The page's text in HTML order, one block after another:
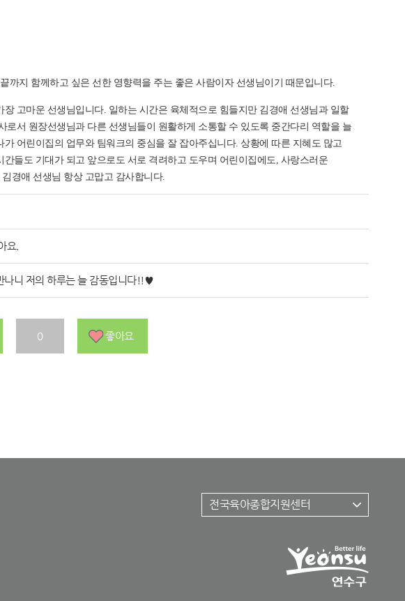
까지 함께하고 싶은 선한 영향력을 주는 좋은 사람이자 선생님이기 때문입니다.
고마운 선생님입니다. 일하는 시간은 육체적으로 힘들지만 김경애 선생님과 일할
서 원장선생님과 다른 선생님들이 원활하게 소통할 수 있도록 중간다리 역할을 늘
어린이집의 업무와 팀워크의 중심을 잘 잡아주십니다. 상황에 따른 지혜도 많고
들도 기대가 되고 앞으로도 서로 격려하고 도우며 어린이집에도, 사랑스러운
경애 선생님 항상 고맙고 감사합니다.
요.
나니 저의 하루는 늘 감동입니다!!♥
0 좋아요
전국육아종합지원센터